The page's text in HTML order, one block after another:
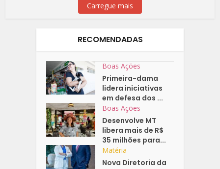
Carregue mais
RECOMENDADAS
Boas Ações
Primeira-dama
lidera iniciativas
em defesa dos ...
Boas Ações
Desenvolve MT
libera mais de R$
35 milhões para...
Matéria
Nova Diretoria da